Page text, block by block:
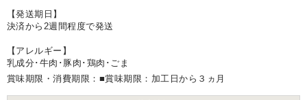
【発送期日】
決済から2週間程度で発送
【アレルギー】
乳成分･牛肉･豚肉･鶏肉･ごま
賞味期限・消費期限：■賞味期限：加工日から３ヵ月